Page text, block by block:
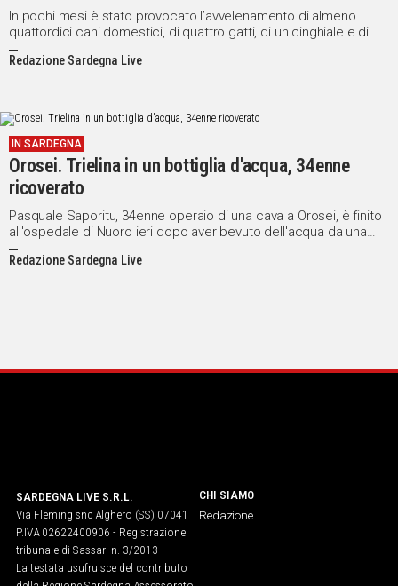
In pochi mesi è stato provocato l’avvelenamento di almeno
quattordici cani domestici, di quattro gatti, di un cinghiale e di
cinque corvi imperiali.
Redazione Sardegna Live
IN SARDEGNA
Orosei. Trielina in un bottiglia d'acqua, 34enne
ricoverato
Pasquale Saporitu, 34enne operaio di una cava a Orosei, è finito
all'ospedale di Nuoro ieri dopo aver bevuto dell'acqua da una
bottiglietta comprata ad un distributore automatico presente
nella sua azienda. Ha raccontato ai soccorritori del 118 di aver
Redazione Sardegna Live
SARDEGNA LIVE S.R.L.
Via Fleming snc Alghero (SS) 07041
P.IVA 02622400906 - Registrazione
tribunale di Sassari n. 3/2013
La testata usufruisce del contributo
CHI SIAMO
Redazione